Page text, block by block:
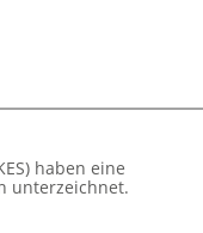
haben eine
unterzeichnet.